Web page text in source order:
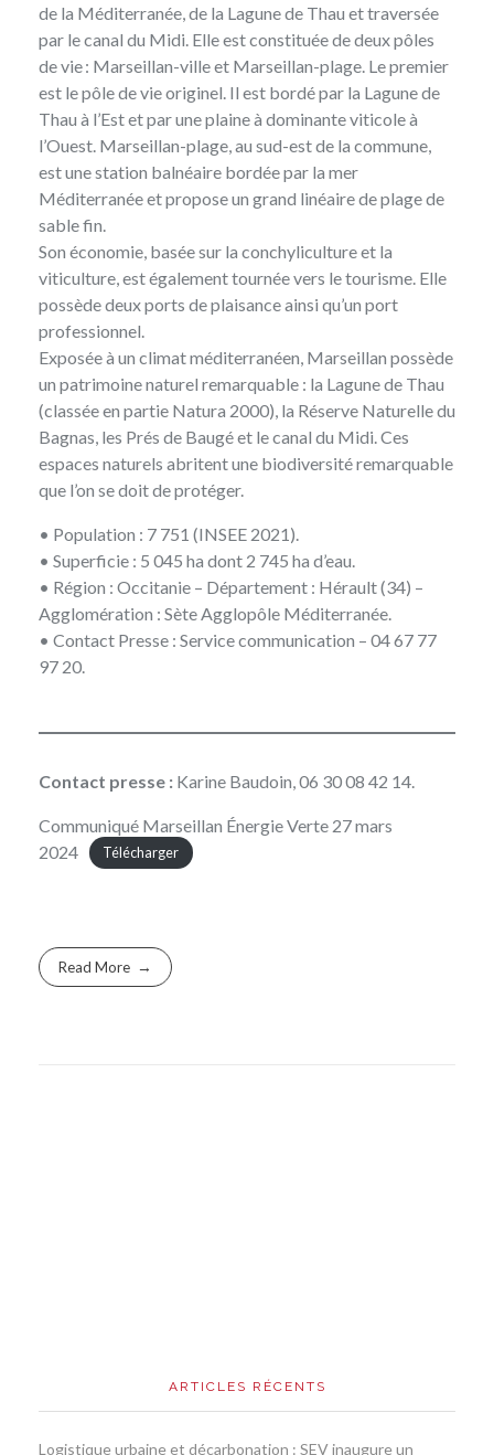
de la Méditerranée, de la Lagune de Thau et traversée
par le canal du Midi. Elle est constituée de deux pôles
de vie : Marseillan-ville et Marseillan-plage. Le premier
est le pôle de vie originel. Il est bordé par la Lagune de
Thau à l’Est et par une plaine à dominante viticole à
l’Ouest. Marseillan-plage, au sud-est de la commune,
est une station balnéaire bordée par la mer
Méditerranée et propose un grand linéaire de plage de
sable fin.
Son économie, basée sur la conchyliculture et la
viticulture, est également tournée vers le tourisme. Elle
possède deux ports de plaisance ainsi qu’un port
professionnel.
Exposée à un climat méditerranéen, Marseillan possède
un patrimoine naturel remarquable : la Lagune de Thau
(classée en partie Natura 2000), la Réserve Naturelle du
Bagnas, les Prés de Baugé et le canal du Midi. Ces
espaces naturels abritent une biodiversité remarquable
que l’on se doit de protéger.
• Population : 7 751 (INSEE 2021).
• Superficie : 5 045 ha dont 2 745 ha d’eau.
• Région : Occitanie – Département : Hérault (34) –
Agglomération : Sète Agglopôle Méditerranée.
• Contact Presse : Service communication – 04 67 77
97 20.
Contact presse : Karine Baudoin, 06 30 08 42 14.
Communiqué Marseillan Énergie Verte 27 mars
2024
Télécharger
Read More
ARTICLES RÉCENTS
Logistique urbaine et décarbonation : SEV inaugure un